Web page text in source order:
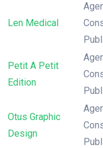
Len Medical
Petit A Petit
Edition
Otus Graphic
Design